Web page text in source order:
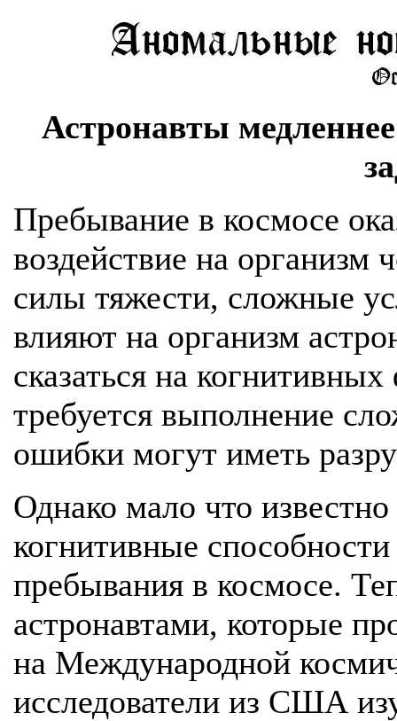
Астронавты
Пребывание в космосе
воздействие на организм
силы тяжести, сложные
влияют на организм
сказаться на
требуется выполнение
ошибки могут иметь
Однако мало что
когнитивные
пребывания в космосе.
астронавтами, которые
на Международной
исследователи из США